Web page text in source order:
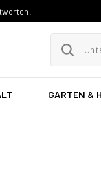
GARTEN &